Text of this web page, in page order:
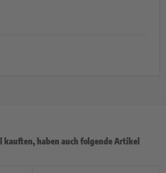
haben auch folgende Artikel